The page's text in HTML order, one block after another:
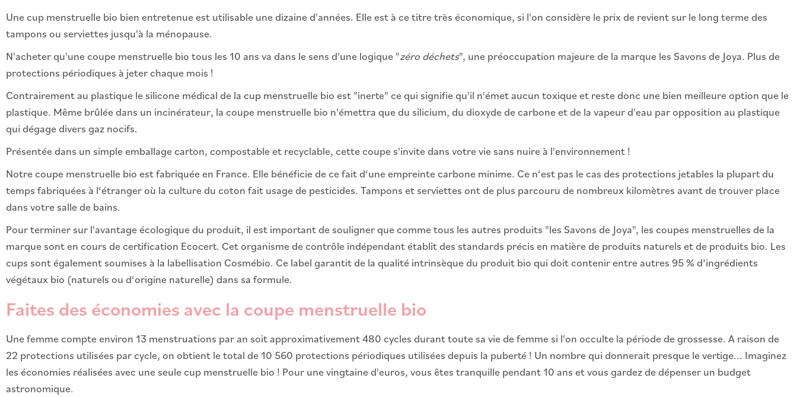
Une cup menstruelle bio bien entretenue est utilisable une dizaine d'années. Elle est à ce titre très économique, si l'on considère le prix de revient sur le long terme des
tampons ou serviettes jusqu'à la ménopause.
N'acheter qu'une coupe menstruelle bio tous les 10 ans va dans le sens d'une logique "zéro déchets", une préoccupation majeure de la marque les Savons de Joya. Plus de
protections périodiques à jeter chaque mois !
Contrairement au plastique le silicone médical de la cup menstruelle bio est "inerte" ce qui signifie qu'il n'émet aucun toxique et reste donc une bien meilleure option que le
plastique. Même brûlée dans un incinérateur, la coupe menstruelle bio n'émettra que du silicium, du dioxyde de carbone et de la vapeur d'eau par opposition au plastique
qui dégage divers gaz nocifs.
Présentée dans un simple emballage carton, compostable et recyclable, cette coupe s'invite dans votre vie sans nuire à l'environnement !
Notre coupe menstruelle bio est fabriquée en France. Elle bénéficie de ce fait d‘une empreinte carbone minime. Ce n‘est pas le cas des protections jetables la plupart du
temps fabriquées à l‘étranger où la culture du coton fait usage de pesticides. Tampons et serviettes ont de plus parcouru de nombreux kilomètres avant de trouver place
dans votre salle de bains.
Pour terminer sur l'avantage écologique du produit, il est important de souligner que comme tous les autres produits "les Savons de Joya", les coupes menstruelles de la
marque sont en cours de certification Ecocert. Cet organisme de contrôle indépendant établit des standards précis en matière de produits naturels et de produits bio. Les
cups sont également soumises à la labellisation Cosmébio. Ce label garantit de la qualité intrinsèque du produit bio qui doit contenir entre autres 95 % d’ingrédients
végétaux bio (naturels ou d‘origine naturelle) dans sa formule.
Faites des économies avec la coupe menstruelle bio
Une femme compte environ 13 menstruations par an soit approximativement 480 cycles durant toute sa vie de femme si l'on occulte la période de grossesse. A raison de
22 protections utilisées par cycle, on obtient le total de 10 560 protections périodiques utilisées depuis la puberté ! Un nombre qui donnerait presque le vertige... Imaginez
les économies réalisées avec une seule cup menstruelle bio ! Pour une vingtaine d'euros, vous êtes tranquille pendant 10 ans et vous gardez de dépenser un budget
astronomique.